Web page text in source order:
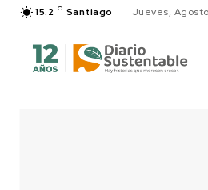
15.2 C Santiago Jueves,